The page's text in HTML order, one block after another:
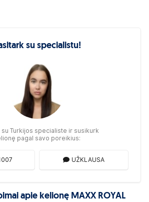
su specialistu!
su Turkijos specialiste ir susikurk
pagal savo poreikius:
UŽKLAUSA
apie kelionę MAXX ROYAL